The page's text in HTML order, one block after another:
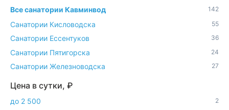
Все санатории Кавминвод 142
Санатории Кисловодска 55
Санатории Ессентуков 36
Санатории Пятигорска 24
Санатории Железноводска 27
Цена в сутки, ₽
до 2 500 2